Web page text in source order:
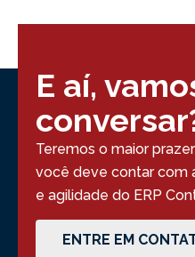
E aí,
Teremos o maior
você deve contar com
e agilidade do ERP
ENTRE EM